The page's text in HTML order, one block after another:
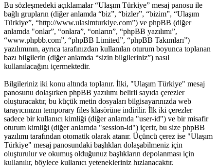
Bu sözleşmedeki açıklamalar “Ulaşım Türkiye” mesaj panosu ile
bağlı grupların (diğer anlamda “biz”, “bizler”, “bizim”, “Ulaşım
Türkiye”, “http://www.ulasimturkiye.com”) ve phpBB (diğer
anlamda "onlar”, “onlara”, “onların”, “phpBB yazılımı”,
“www.phpbb.com”, “phpBB Limited”, “phpBB Takımları”)
yazılımının, ayrıca tarafınızdan kullanılan oturum boyunca toplanan
bazı bilgilerin (diğer anlamda “sizin bilgileriniz”) nasıl
kullanılacağını içermektedir.
Bilgileriniz iki konu altında toplanır. İlki, "Ulaşım Türkiye" mesaj
panosunu dolaşırken phpBB yazılımı belirli sayıda çerezler
oluşturacaktır, bu küçük metin dosyaları bilgisayarınızda web
tarayıcınızın temporary files klasörüne indirilir. İlk iki çerezler
sadece bir kullanıcı kimliği (diğer anlamda "user-id") ve bir misafir
oturum kimliği (diğer anlamda "session-id") içerir, bu size phpBB
yazılımı tarafından otomatik olarak atanır. Üçüncü çerez ise "Ulaşım
Türkiye" mesaj panosundaki başlıkları dolaşabilmeniz için
oluşturulur ve okumuş olduğunuz başlıkların depolanması için
kullanılır, böylece kullanıcı yetenekleriniz hızlanacaktır.